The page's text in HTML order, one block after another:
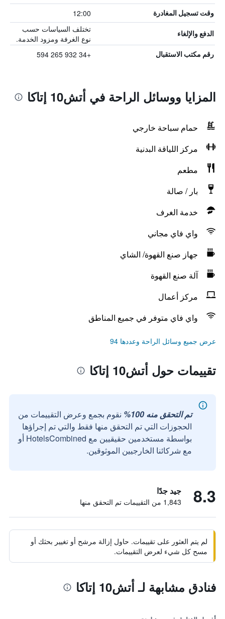
وقت تسجيل المغادرة 12:00
الدفع والإلغاء
تختلف السياسات حسب
نوع الغرفة ومزود الخدمة.
رقم مكتب الاستقبال +34 932 265 594
المزايا ووسائل الراحة في أتش10 إتاكا
حمام سباحة خارجي
مركز اللياقة البدنية
مطعم
بار / صالة
خدمة الغرف
واي فاي مجاني
جهاز صنع القهوة/ الشاي
آلة صنع القهوة
مركز أعمال
واي فاي متوفر في جميع المناطق
عرض جميع وسائل الراحة وعددها 94
تقييمات حول أتش10 إتاكا
تم التحقق منه 100%
نقوم بجمع وعرض التقييمات من
الحجوزات التي تم التحقق منها فقط والتي تم إجراؤها
بواسطة مستخدمين حقيقيين مع HotelsCombined أو
مع شركائنا الخارجيين الموثوقين.
8.3 جيد جدًا
1,843 من التقييمات تم التحقق منها
لم يتم العثور على تقييمات. حاول إزالة مرشح أو تغيير بحثك أو
مسح كل شيء لعرض التقييمات.
فنادق مشابهة لـ أتش10 إتاكا